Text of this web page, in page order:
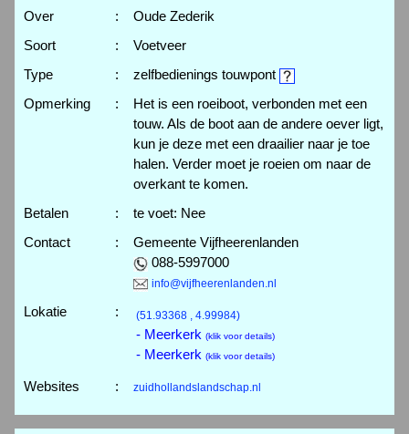
Over
:
Oude Zederik
Soort
:
Voetveer
Type
:
zelfbedienings touwpont
Opmerking
:
Het is een roeiboot, verbonden met een
touw. Als de boot aan de andere oever ligt,
kun je deze met een draailier naar je toe
halen. Verder moet je roeien om naar de
overkant te komen.
Betalen
:
te voet: Nee
Contact
:
Gemeente Vijfheerenlanden
088-5997000
info@vijfheerenlanden.nl
Lokatie : (51.93368 , 4.99984)
- Meerkerk (klik voor details)
- Meerkerk (klik voor details)
Websites : zuidhollandslandschap.nl